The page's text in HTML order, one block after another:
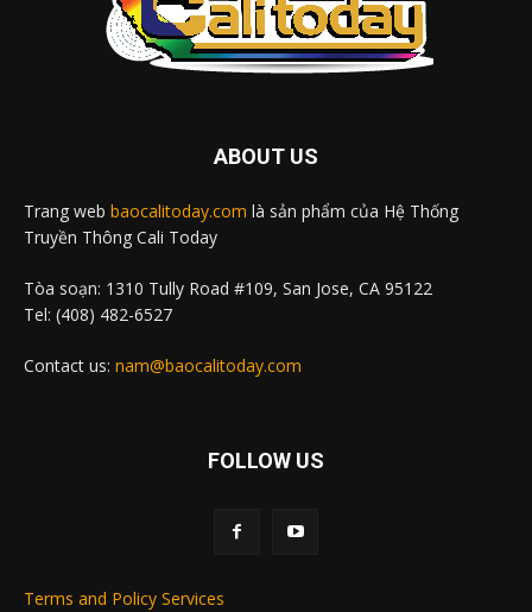
ABOUT US
Trang web baocalitoday.com là sản phẩm của Hệ Thống
Truyền Thông Cali Today
Tòa soạn: 1310 Tully Road #109, San Jose, CA 95122
Tel: (408) 482-6527
Contact us: nam@baocalitoday.com
FOLLOW US
Terms and Policy Services